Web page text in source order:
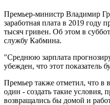
Премьер-министр Владимир
заработная плата в 2019 году
тысяч гривен. Об этом в
службу Кабмина.
"Среднюю зарплата
убежден, что этот показатель
Премьер также отметил, что в
один - создать такие условия,
возвращались бы домой и